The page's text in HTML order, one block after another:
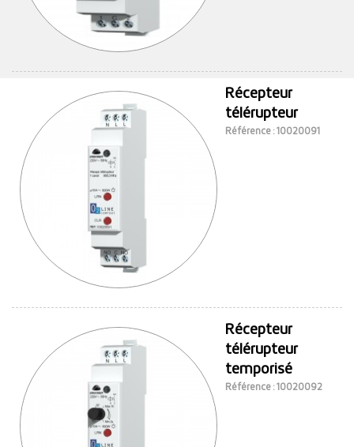
Récepteur
télérupteur
Référence : 10020091
Récepteur
télérupteur
temporisé
Référence : 10020092